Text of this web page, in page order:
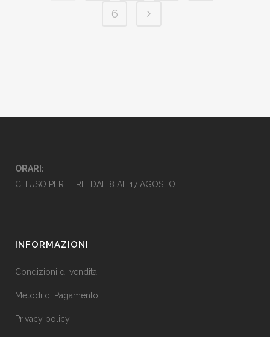
6
ORARI:
CHIUSO PER FERIE DAL 8 AL 17 AGOSTO
INFORMAZIONI
Condizioni di vendita
Metodi di Pagamento
Privacy policy